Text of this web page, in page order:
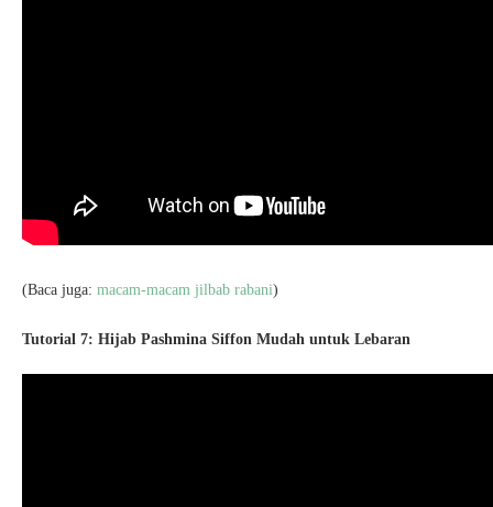
(Baca juga: macam-macam jilbab rabani)
Tutorial 7: Hijab Pashmina Siffon Mudah untuk Lebaran